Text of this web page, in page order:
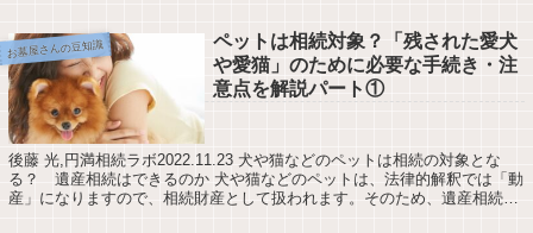
お墓屋さんの豆知識
ペットは相続対象？「残された愛犬
や愛猫」のために必要な手続き・注
意点を解説パート①
後藤 光,円満相続ラボ2022.11.23 犬や猫などのペットは相続の対象とな
る？ 遺産相続はできるのか 犬や猫などのペットは、法律的解釈では「動
産」になりますので、相続財産として扱われます。そのため、遺産相続の